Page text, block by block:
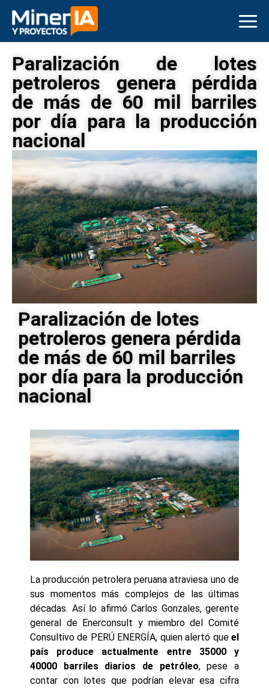
Paralización de lotes
petroleros genera pérdida
de más de 60 mil barriles
por día para la producción
nacional
Paralización de lotes
petroleros genera pérdida
de más de 60 mil barriles
por día para la producción
nacional
La producción petrolera peruana atraviesa uno de
sus momentos más complejos de las últimas
décadas. Así lo afirmó Carlos Gonzales, gerente
general de Enerconsult y miembro del Comité
Consultivo de PERÚ ENERGÍA, quien alertó que el
país produce actualmente entre 35000 y
40000 barriles diarios de petróleo, pese a
contar con lotes que podrían elevar esa cifra